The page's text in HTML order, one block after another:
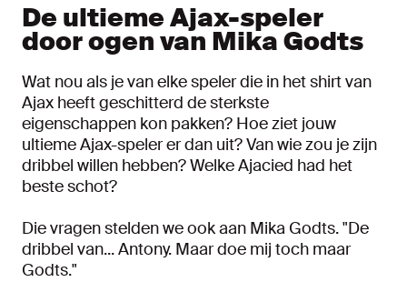
De ultieme Ajax-speler
door ogen van Mika Godts
Wat nou als je van elke speler die in het shirt van
Ajax heeft geschitterd de sterkste
eigenschappen kon pakken? Hoe ziet jouw
ultieme Ajax-speler er dan uit? Van wie zou je zijn
dribbel willen hebben? Welke Ajacied had het
beste schot?
Die vragen stelden we ook aan Mika Godts. "De
dribbel van... Antony. Maar doe mij toch maar
Godts."